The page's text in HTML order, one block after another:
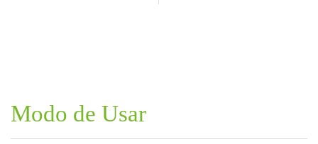
Modo de Usar